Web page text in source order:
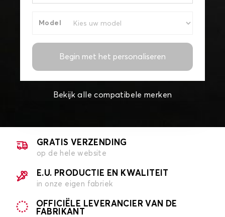
Model
Begin met het personaliseren
Bekijk alle compatibele merken
GRATIS VERZENDING
op de hele website
E.U. PRODUCTIE EN KWALITEIT
in onze eigen fabriek
OFFICIËLE LEVERANCIER VAN DE
FABRIKANT